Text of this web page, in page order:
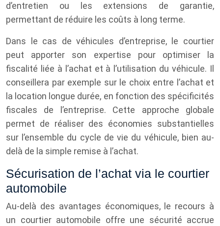
d’entretien ou les extensions de garantie,
permettant de réduire les coûts à long terme.
Dans le cas de véhicules d’entreprise, le courtier
peut apporter son expertise pour optimiser la
fiscalité liée à l’achat et à l’utilisation du véhicule. Il
conseillera par exemple sur le choix entre l’achat et
la location longue durée, en fonction des spécificités
fiscales de l’entreprise. Cette approche globale
permet de réaliser des économies substantielles
sur l’ensemble du cycle de vie du véhicule, bien au-
delà de la simple remise à l’achat.
Sécurisation de l’achat via le courtier
automobile
Au-delà des avantages économiques, le recours à
un courtier automobile offre une sécurité accrue